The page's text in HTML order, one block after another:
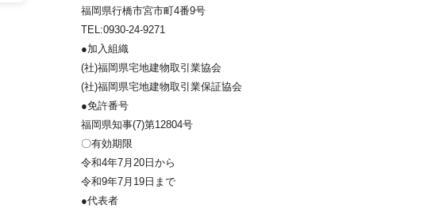
福岡県行橋市宮市町4番9号
TEL:0930-24-9271
●加入組織
(社)福岡県宅地建物取引業協会
(社)福岡県宅地建物取引業保証協会
●免許番号
福岡県知事(7)第12804号
〇有効期限
令和4年7月20日から
令和9年7月19日まで
●代表者